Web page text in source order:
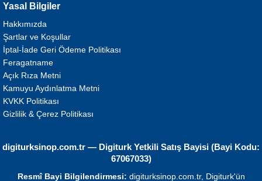
Yasal Bilgiler
Hakkımızda
Şartlar ve Koşullar
İptal-İade Geri Ödeme Politikası
Feragatname
Açık Rıza Metni
Kamuyu Aydınlatma Metni
KVKK Politikası
Gizlilik & Çerez Politikası
digiturksinop.com.tr — Digiturk Yetkili Satış Bayisi (Bayi Kodu:
67067033)
Resmî Bayi Bilgilendirmesi: digiturksinop.com.tr, Digiturk'ün